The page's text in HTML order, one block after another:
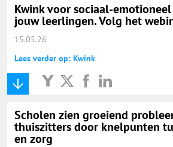
Kwink voor sociaal-
jouw leerlingen. Volg het
15.05.26
Lees verder op: Kwink
Scholen zien groeiend
thuiszitters door knelpunten
en zorg